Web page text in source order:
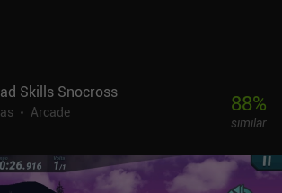
Skills Snocross
Arcade
88%
similar